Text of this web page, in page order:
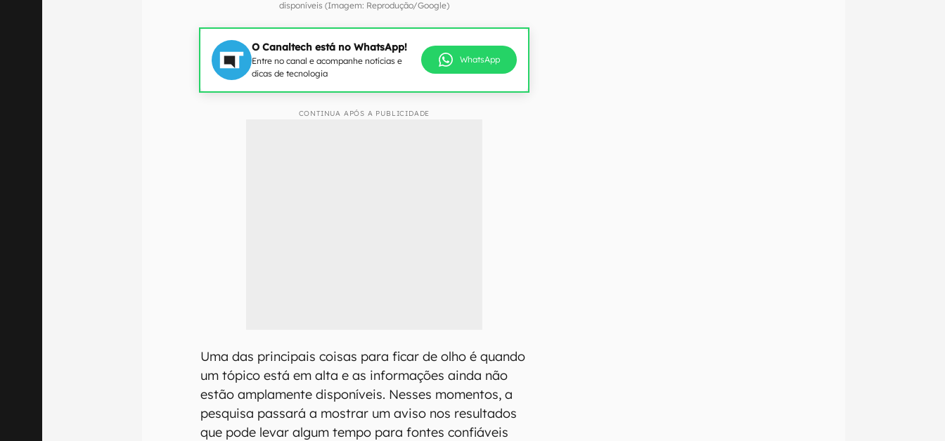
disponíveis (Imagem: Reprodução/Google)
O Canaltech está no WhatsApp!
Entre no canal e acompanhe notícias e
dicas de tecnologia
WhatsApp
CONTINUA APÓS A PUBLICIDADE
Uma das principais coisas para ficar de olho é quando
um tópico está em alta e as informações ainda não
estão amplamente disponíveis. Nesses momentos, a
pesquisa passará a mostrar um aviso nos resultados
que pode levar algum tempo para fontes confiáveis